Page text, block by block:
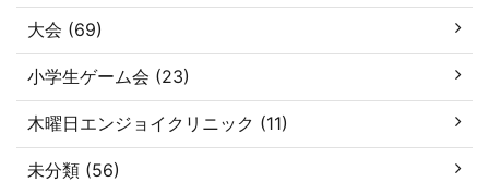
大会 (69)
小学生ゲーム会 (23)
木曜日エンジョイクリニック (11)
未分類 (56)